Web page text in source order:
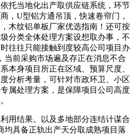
托当地化出产取供应链系统，环节
，U型铝方通吊顶，快速卷帘门，
木纹铝单板厂家优选指南！还可按
分类全体处理方案设想取办事，不
往往只能接触到度较高公司项目办
当前采购市场遍及存正在消息不合
本身项目所正在区域、预算尺度、
分析考量，可针对市政环卫、小区
属处理方案，是保障项目公司高度
结果。以及多地部分连结计谋合
均具备正轨出产天分取成熟项目落